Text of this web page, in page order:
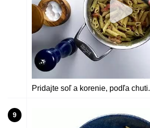
Pridajte soľ a korenie, podľa chuti.
9